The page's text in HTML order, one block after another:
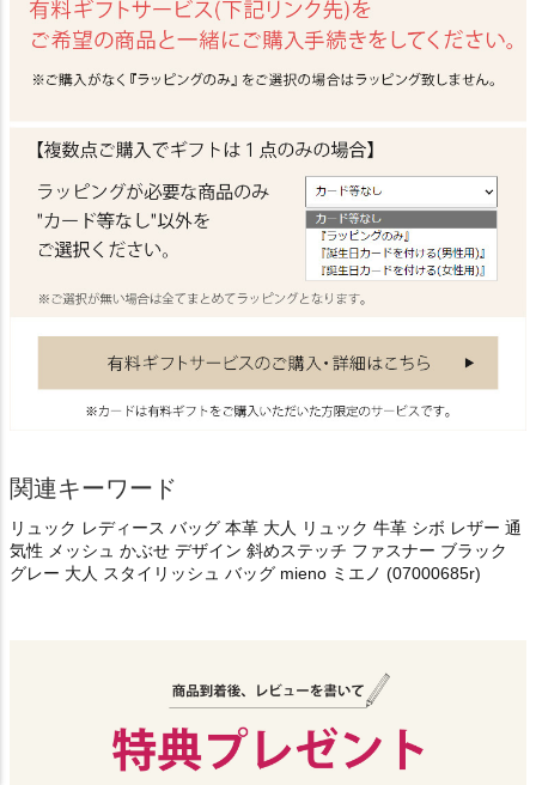
関連キーワード
リュック レディース バッグ 本革 大人 リュック 牛革 シボ レザー 通
気性 メッシュ かぶせ デザイン 斜めステッチ ファスナー ブラック
グレー 大人 スタイリッシュ バッグ mieno ミエノ (07000685r)